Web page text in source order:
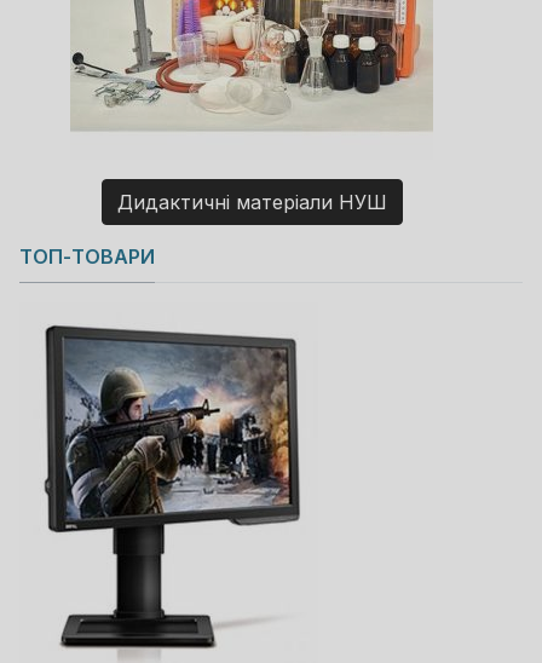
Дидактичні матеріали НУШ
Copyright MAXXmarketing GmbH
JoomShopping Download & Support
ТОП-ТОВАРИ